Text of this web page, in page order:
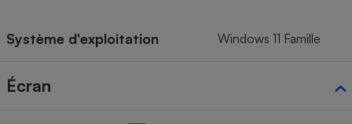
Système d'exploitation Windows 11 Famille
Écran